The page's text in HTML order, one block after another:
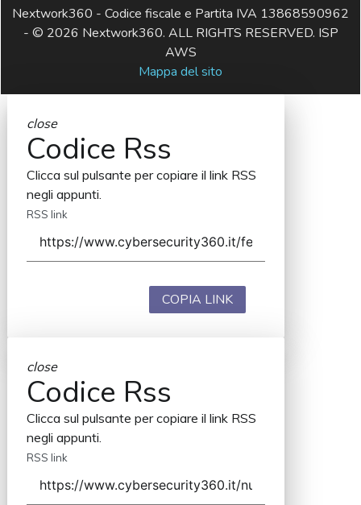
Nextwork360 - Codice fiscale e Partita IVA 13868590962
- © 2026 Nextwork360. ALL RIGHTS RESERVED. ISP
AWS
Mappa del sito
close
Codice Rss
Clicca sul pulsante per copiare il link RSS
negli appunti.
RSS link
COPIA LINK
close
Codice Rss
Clicca sul pulsante per copiare il link RSS
negli appunti.
RSS link